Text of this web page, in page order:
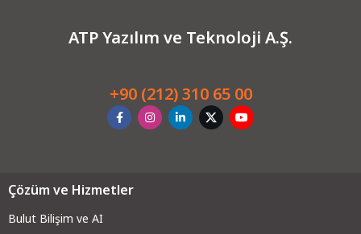
ATP Yazılım ve Teknoloji A.Ş.
+90 (212) 310 65 00
Çözüm ve Hizmetler
Bulut Bilişim ve AI